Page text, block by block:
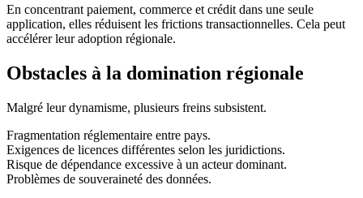
En concentrant paiement, commerce et crédit dans une seule
application, elles réduisent les frictions transactionnelles. Cela peut
accélérer leur adoption régionale.
Obstacles à la domination régionale
Malgré leur dynamisme, plusieurs freins subsistent.
Fragmentation réglementaire entre pays.
Exigences de licences différentes selon les juridictions.
Risque de dépendance excessive à un acteur dominant.
Problèmes de souveraineté des données.